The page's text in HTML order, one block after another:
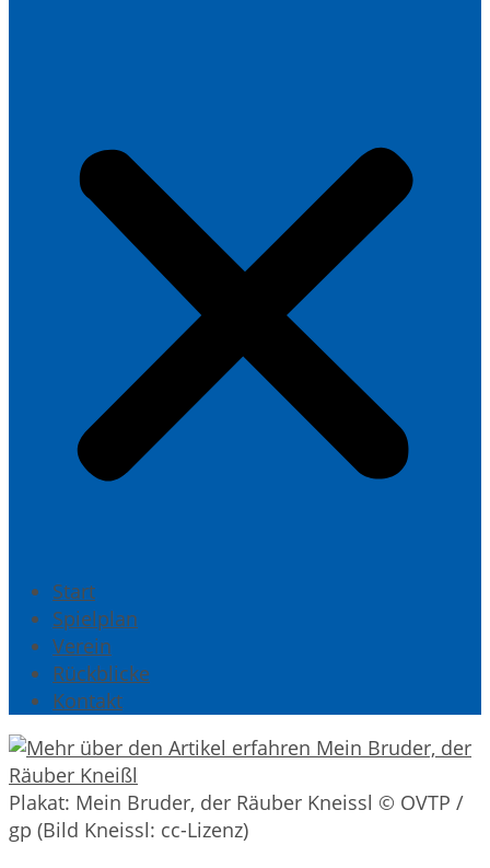
Start
Spielplan
Verein
Rückblicke
Kontakt
Plakat: Mein Bruder, der Räuber Kneissl © OVTP /
gp (Bild Kneissl: cc-Lizenz)